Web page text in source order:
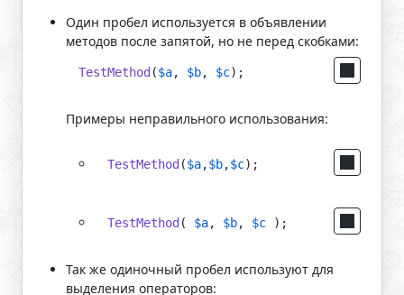
Один пробел используется в объявлении
методов после запятой, но не перед скобками:
TestMethod ($a, $b, $c);
Примеры неправильного использования:
TestMethod ($a,$b,$c);
TestMethod ( $a, $b, $c );
Так же одиночный пробел используют для
выделения операторов: